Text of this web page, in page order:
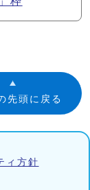
先頭に戻る
ィ方針